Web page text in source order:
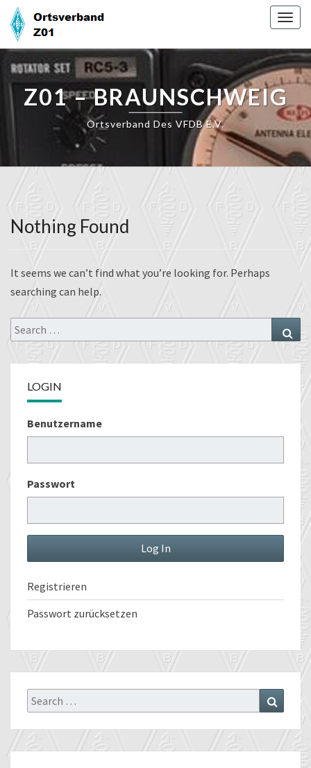
Skip
content
Z01 – BRAUNSCHWEIG
Ortsverband Des VFDB E.V.
Nothing
Found
Nothing Found
It seems we can’t find what you’re looking for. Perhaps
searching can help.
Search
for:
LOGIN
Benutzername
Passwort
Registrieren
Passwort zurücksetzen
Search
for:
Search